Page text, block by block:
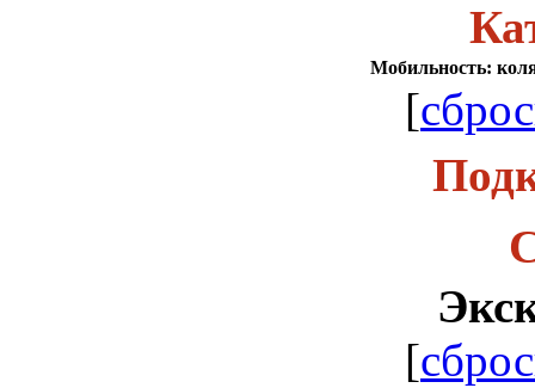
Мобильность:
[
[